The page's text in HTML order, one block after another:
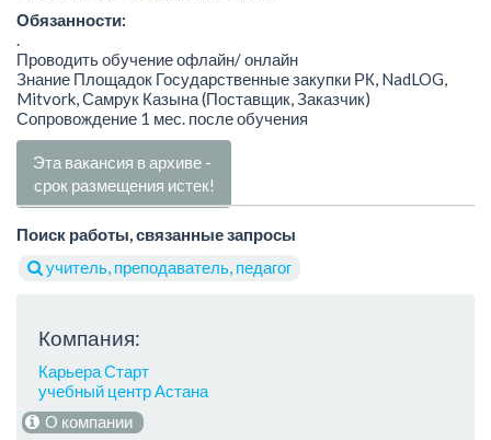
Обязанности:
.
Проводить обучение офлайн/ онлайн
Знание Площадок Государственные закупки РК, NadLOG,
Mitvork, Самрук Казына (Поставщик, Заказчик)
Сопровождение 1 мес. после обучения
Эта вакансия в архиве -
срок размещения истек!
Поиск работы, связанные запросы
учитель, преподаватель, педагог
Компания:
Карьера Старт
учебный центр Астана
О компании